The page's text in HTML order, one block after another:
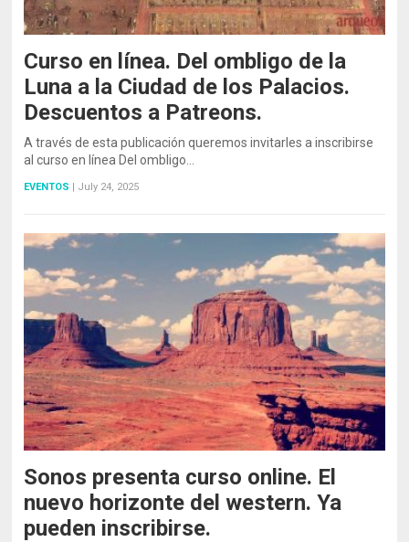
Curso en línea. Del ombligo de la
Luna a la Ciudad de los Palacios.
Descuentos a Patreons.
A través de esta publicación queremos invitarles a inscribirse
al curso en línea Del ombligo…
EVENTOS July 24, 2025
Sonos presenta curso online. El
nuevo horizonte del western. Ya
pueden inscribirse.